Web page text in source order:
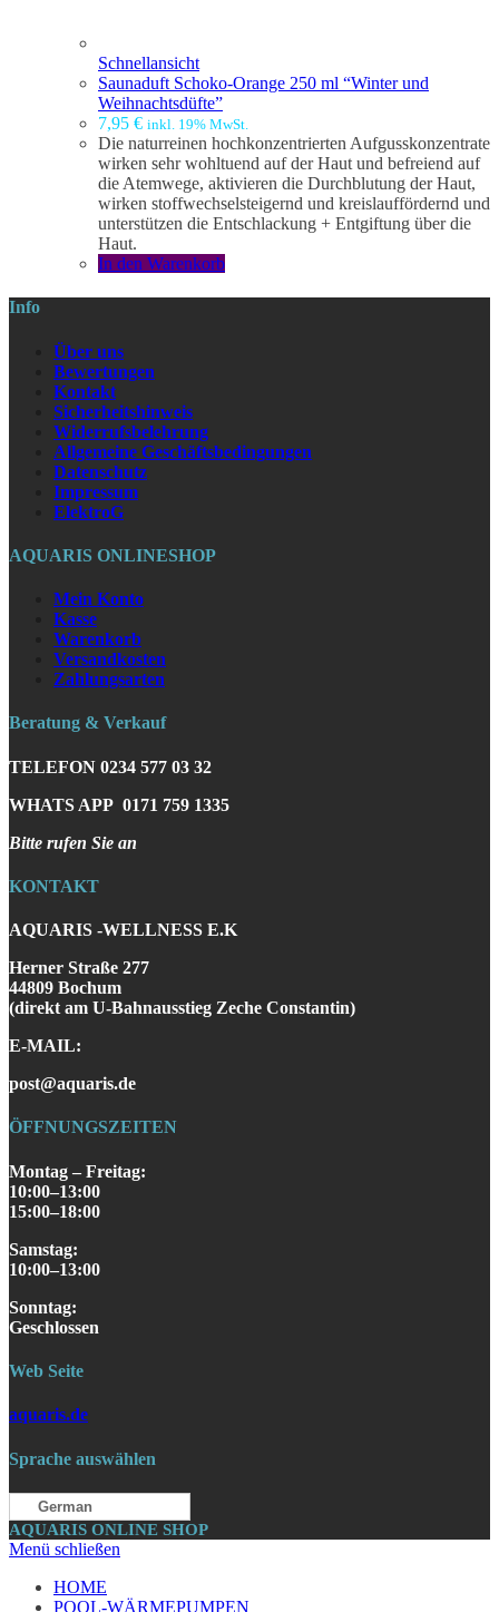
Schnellansicht
Saunaduft Schoko-Orange 250 ml “Winter und
Weihnachtsdüfte”
7,95 € inkl. 19% MwSt.
Die naturreinen hochkonzentrierten Aufgusskonzentrate
wirken sehr wohltuend auf der Haut und befreiend auf
die Atemwege, aktivieren die Durchblutung der Haut,
wirken stoffwechselsteigernd und kreislauffördernd und
unterstützen die Entschlackung + Entgiftung über die
Haut.
In den Warenkorb
Info
Über uns
Bewertungen
Kontakt
Sicherheitshinweis
Widerrufsbelehrung
Allgemeine Geschäftsbedingungen
Datenschutz
Impressum
ElektroG
AQUARIS ONLINESHOP
Mein Konto
Kasse
Warenkorb
Versandkosten
Zahlungsarten
Beratung & Verkauf
TELEFON 0234 577 03 32
WHATS APP 0171 759 1335
Bitte rufen Sie an
KONTAKT
AQUARIS -WELLNESS E.K
Herner Straße 277
44809 Bochum
(direkt am U-Bahnausstieg Zeche Constantin)
E-MAIL:
post@aquaris.de
ÖFFNUNGSZEITEN
Montag – Freitag:
10:00–13:00
15:00–18:00
Samstag:
10:00–13:00
Sonntag:
Geschlossen
Web Seite
aquaris.de
Sprache auswählen
German
AQUARIS ONLINE SHOP
Menü schließen
HOME
POOL-WÄRMEPUMPEN